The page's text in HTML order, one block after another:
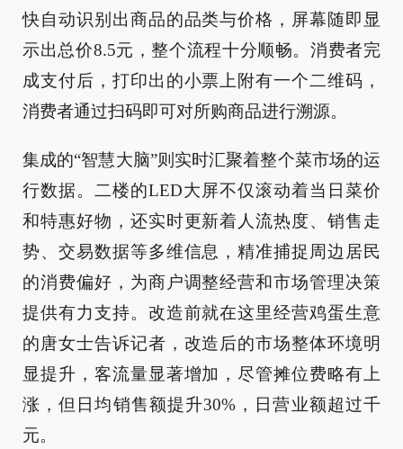
快自动识别出商品的品类与价格，屏幕随即显
示出总价8.5元，整个流程十分顺畅。消费者完
成支付后，打印出的小票上附有一个二维码，
消费者通过扫码即可对所购商品进行溯源。
集成的“智慧大脑”则实时汇聚着整个菜市场的运
行数据。二楼的LED大屏不仅滚动着当日菜价
和特惠好物，还实时更新着人流热度、销售走
势、交易数据等多维信息，精准捕捉周边居民
的消费偏好，为商户调整经营和市场管理决策
提供有力支持。改造前就在这里经营鸡蛋生意
的唐女士告诉记者，改造后的市场整体环境明
显提升，客流量显著增加，尽管摊位费略有上
涨，但日均销售额提升30%，日营业额超过千
元。